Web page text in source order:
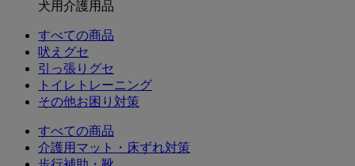
犬用介護用品
すべての商品
吠えグセ
引っ張りグセ
トイレトレーニング
その他お困り対策
すべての商品
介護用マット・床ずれ対策